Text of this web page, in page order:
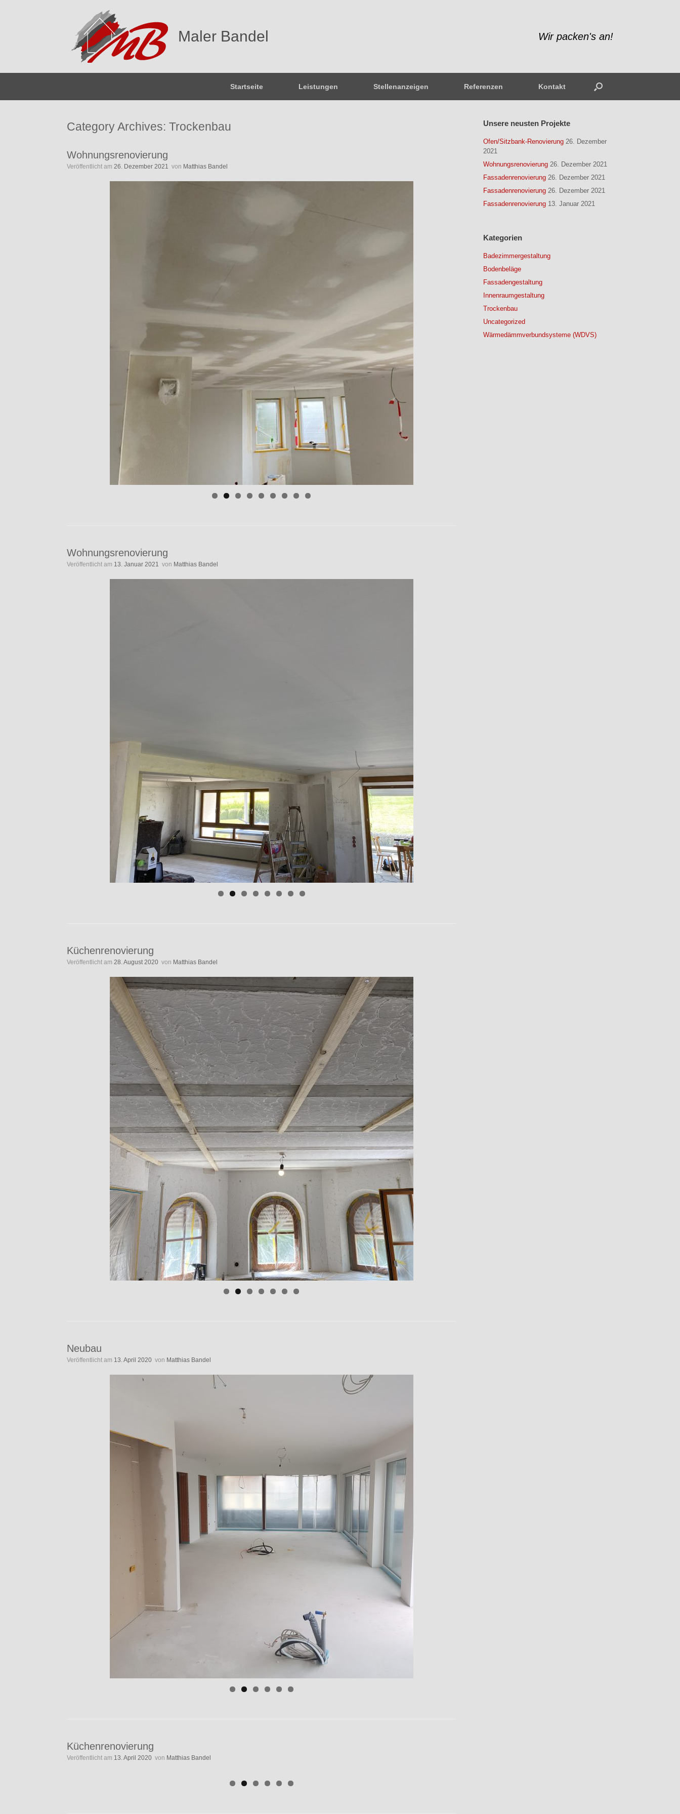
Maler Bandel Wir packen's an!
Startseite Leistungen Stellenanzeigen Referenzen Kontakt
Category Archives: Trockenbau
Wohnungsrenovierung
Veröffentlicht am 26. Dezember 2021 von Matthias Bandel
Wohnungsrenovierung
Veröffentlicht am 13. Januar 2021 von Matthias Bandel
Küchenrenovierung
Veröffentlicht am 28. August 2020 von Matthias Bandel
Neubau
Veröffentlicht am 13. April 2020 von Matthias Bandel
Küchenrenovierung
Veröffentlicht am 13. April 2020 von Matthias Bandel
Unsere neusten Projekte
Ofen/Sitzbank-Renovierung 26. Dezember
2021
Wohnungsrenovierung 26. Dezember 2021
Fassadenrenovierung 26. Dezember 2021
Fassadenrenovierung 26. Dezember 2021
Fassadenrenovierung 13. Januar 2021
Kategorien
Badezimmergestaltung
Bodenbeläge
Fassadengestaltung
Innenraumgestaltung
Trockenbau
Uncategorized
Wärmedämmverbundsysteme (WDVS)